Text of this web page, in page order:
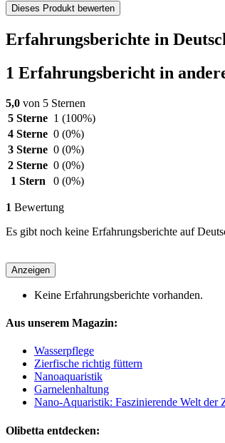
Dieses Produkt bewerten
Erfahrungsberichte in
1 Erfahrungsbericht in
5,0 von 5 Sternen
5 Sterne 1 (100%)
4 Sterne 0 (0%)
3 Sterne 0 (0%)
2 Sterne 0 (0%)
1 Stern
0 (0%)
1 Bewertung
Es gibt noch keine Erfahrungsberichte auf
Anzeigen
Keine Erfahrungsberichte vorhanden.
Aus unserem Magazin:
Wasserpflege
Zierfische richtig füttern
Nanoaquaristik
Garnelenhaltung
Nano-Aquaristik: Faszinierende Welt der
Olibetta entdecken: